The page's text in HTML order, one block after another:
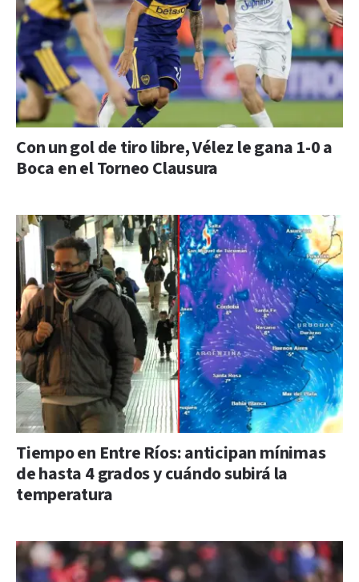
Con un gol de tiro libre, Vélez le gana 1-0 a
Boca en el Torneo Clausura
Tiempo en Entre Ríos: anticipan mínimas
de hasta 4 grados y cuándo subirá la
temperatura